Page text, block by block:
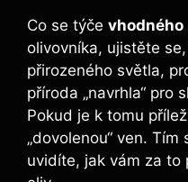
Co se týče vhodného
olivovníka, ujistěte
přirozeného světla,
příroda „navrhla“ pro
Pokud je k tomu
„dovolenou“ ven.
uvidíte, jak vám za to